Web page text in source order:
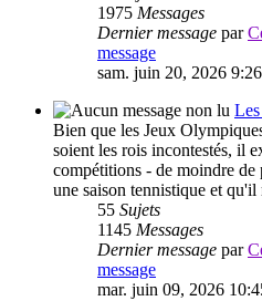
1975 Messages
Dernier message par
message
sam. juin 20, 2026
Bien que les Jeux
soient les rois incontestés, il
compétitions - de moindre de
une saison tennistique et qu'il
55 Sujets
1145 Messages
Dernier message par
message
mar. juin 09, 2026